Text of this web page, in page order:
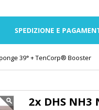
SPEDIZIONE E
39° + TenCorp® Booster
2x DHS NH3